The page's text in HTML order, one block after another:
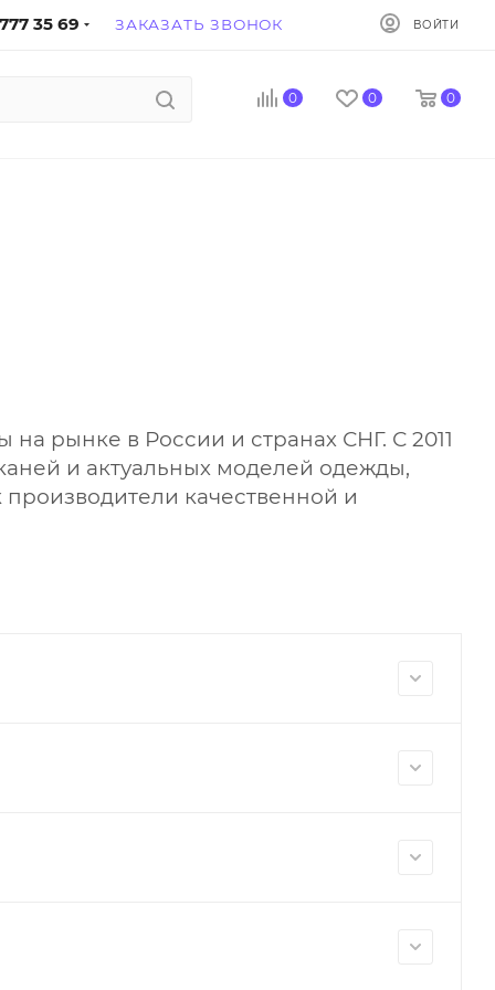
35 69 ЗАКАЗАТЬ ЗВОНОК ВОЙТИ
0 0 0
рынке в России и странах СНГ. С 2011
и актуальных моделей одежды,
качественной и